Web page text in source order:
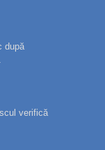
după
verifică